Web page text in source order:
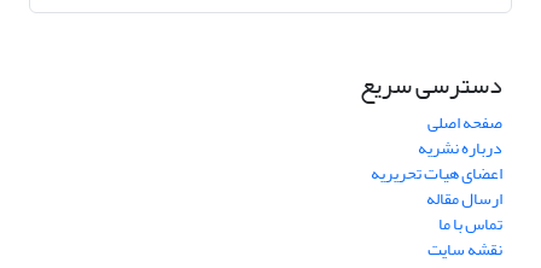
دسترسی سریع
صفحه اصلی
درباره نشریه
اعضای هیات تحریریه
ارسال مقاله
تماس با ما
نقشه سایت